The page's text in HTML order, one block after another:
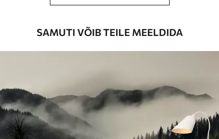
SAMUTI VÕIB TEILE MEELDIDA